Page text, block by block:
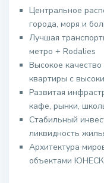
Центральное
города, моря и
Лучшая
метро + Rodalies
Высокое
квартиры с
Развитая
кафе, рынки,
Стабильный
ликвидность
Архитектура
объектами